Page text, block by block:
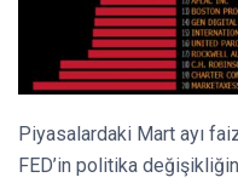
Piyasalardaki Mart ayı
FED’in politika